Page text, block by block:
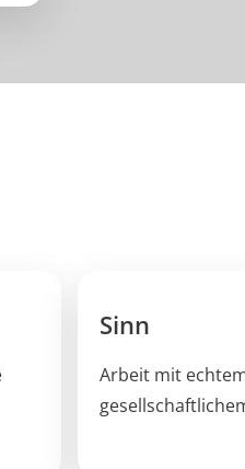
Sinn
Arbeit mit